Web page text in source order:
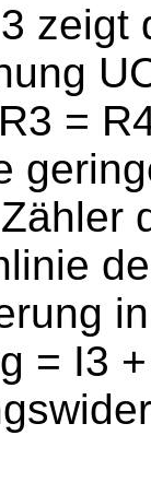
zeigt
=
= I3